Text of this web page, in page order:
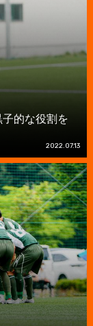
的な役割を
2022.07.13